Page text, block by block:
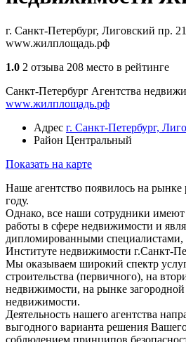
г. Санкт-Петербург, Лиговский пр.
www.жилплощадь.рф
1.0 2 отзыва 208 место в рейтинге
Санкт-Петербург Агентства
www.жилплощадь.рф
Адрес г. Санкт-Петербург,
Район Центральный
Показать на карте
Наше агентство появилось на рынке
году.
Однако, все наши сотрудники
работы в сфере недвижимости и
дипломированными
Институте недвижимости г.Санкт-
Мы оказываем широкий спектр
строительства (первичного), на
недвижимости, на рынке
недвижимости.
Деятельность нашего агентства
выгодного варианта решения
соблюдением принципов